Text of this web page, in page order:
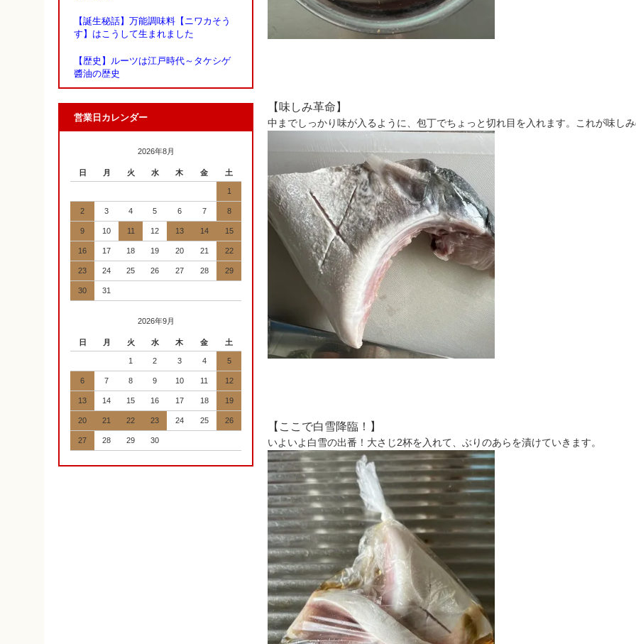
【味しみ革命】
中までしっかり味が入るように、包丁でちょっと切れ目を入れます。これが味しみ
【ここで白雪降臨！】
いよいよ白雪の出番！大さじ2杯を入れて、ぶりのあらを漬けていきます。
【誕生秘話】万能調味料【ニワカそう
す】はこうして生まれました
【歴史】ルーツは江戸時代～タケシゲ
醬油の歴史
営業日カレンダー
2026年8月
日 月 火 水 木 金 土
1
2 3 4 5 6 7 8
9 10 11 12 13 14 15
16 17 18 19 20 21 22
23 24 25 26 27 28 29
30 31
2026年9月
日 月 火 水 木 金 土
1 2 3 4 5
6 7 8 9 10 11 12
13 14 15 16 17 18 19
20 21 22 23 24 25 26
27 28 29 30